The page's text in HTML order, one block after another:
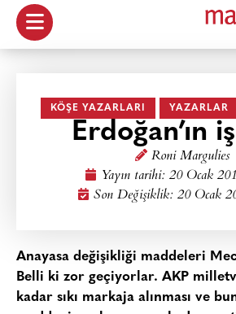
KÖŞE YAZARLARI YAZARLAR
Erdoğan’ın
Roni Margulies
Yayın tarihi: 20 Ocak
Son Değişiklik: 20 Ocak
Anayasa değişikliği maddeleri
Belli ki zor geçiyorlar. AKP
kadar sıkı markaja alınması ve